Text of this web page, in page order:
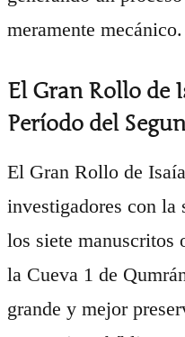
meramente mecánico.
El Gran Rollo de
Período del
El Gran Rollo de
investigadores con la
los siete manuscritos
la Cueva 1 de
grande y mejor